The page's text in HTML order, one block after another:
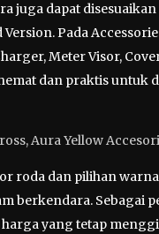
juga dapat
Pada
Meter Visor,
dan praktis untuk
Aura Yellow
roda dan pilihan
berkendara. Sebagai
yang tetap